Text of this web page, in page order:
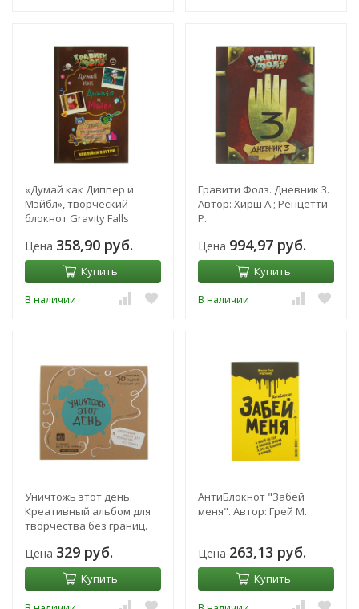
«Думай как Диппер и
Мэйбл», творческий
блокнот Gravity Falls
Цена 358,90 руб.
Купить
В наличии
Гравити Фолз. Дневник 3.
Автор: Хирш А.; Ренцетти
Р.
Цена 994,97 руб.
Купить
В наличии
Уничтожь этот день.
Креативный альбом для
творчества без границ.
Цена 329 руб.
Купить
АнтиБлокнот "Забей
меня". Автор: Грей М.
Цена 263,13 руб.
Купить